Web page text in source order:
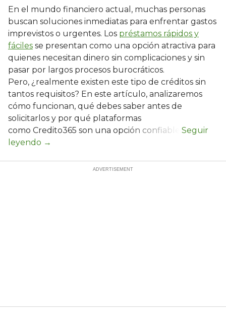
En el mundo financiero actual, muchas personas
buscan soluciones inmediatas para enfrentar gastos
imprevistos o urgentes. Los préstamos rápidos y
fáciles se presentan como una opción atractiva para
quienes necesitan dinero sin complicaciones y sin
pasar por largos procesos burocráticos.
Pero, ¿realmente existen este tipo de créditos sin
tantos requisitos? En este artículo, analizaremos
cómo funcionan, qué debes saber antes de
solicitarlos y por qué plataformas
como Credito365 son una opción confiable.